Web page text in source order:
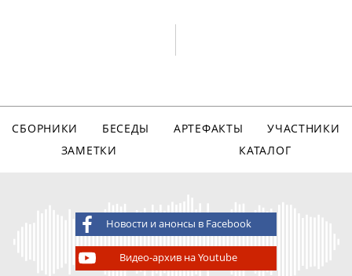
СБОРНИКИ БЕСЕДЫ АРТЕФАКТЫ
УЧАСТНИКИ
ЗАМЕТКИ
КАТАЛОГ
Новости и анонсы в Facebook
Видео-архив на Youtube